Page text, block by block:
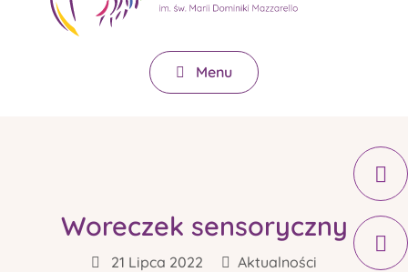
Menu
Woreczek sensoryczny
21 Lipca 2022 Aktualności